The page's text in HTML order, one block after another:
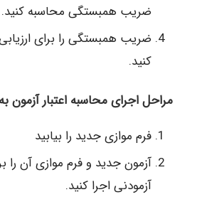
ضریب همبستگی محاسبه کنید.
ضریب همبستگی را برای ارزیابی
کنید.
مراحل اجرای محاسبه اعتبار آزمون
فرم موازی جدید را بیابید
آزمون جدید و فرم موازی آن را
آزمودنی اجرا کنید.